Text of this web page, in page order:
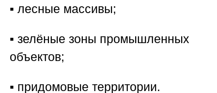
▪️ лесные массивы;
▪️ зелёные зоны промышленных
объектов;
▪️ придомовые территории.